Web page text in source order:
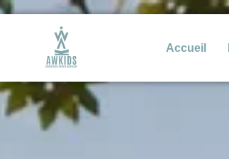
Accueil